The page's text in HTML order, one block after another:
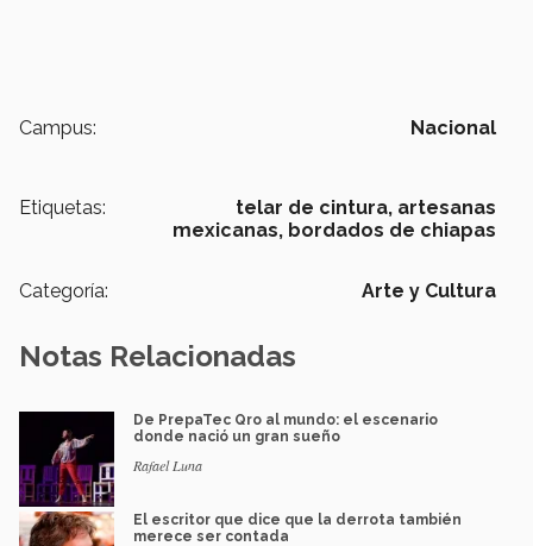
Campus: Nacional
Etiquetas: telar de cintura, artesanas
mexicanas, bordados de chiapas
Categoría: Arte y Cultura
Notas Relacionadas
De PrepaTec Qro al mundo: el escenario
donde nació un gran sueño
Rafael Luna
El escritor que dice que la derrota también
merece ser contada